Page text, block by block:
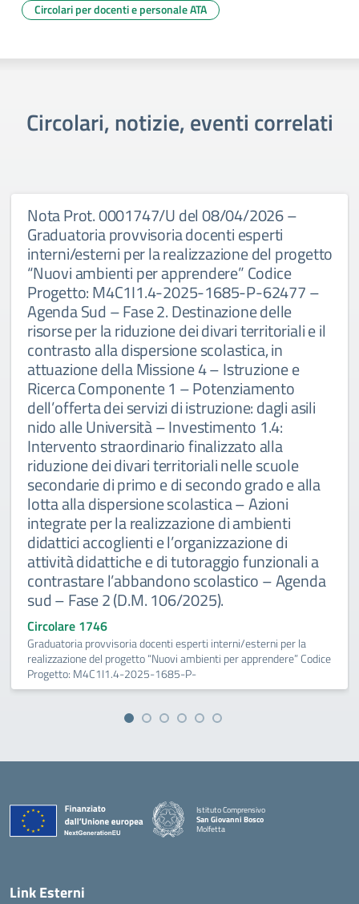
Circolari per docenti e personale ATA
Circolari, notizie, eventi correlati
Nota Prot. 0001747/U del 08/04/2026 –
Graduatoria provvisoria docenti esperti
interni/esterni per la realizzazione del progetto
“Nuovi ambienti per apprendere” Codice
Progetto: M4C1I1.4-2025-1685-P-62477 –
Agenda Sud – Fase 2. Destinazione delle
risorse per la riduzione dei divari territoriali e il
contrasto alla dispersione scolastica, in
attuazione della Missione 4 – Istruzione e
Ricerca Componente 1 – Potenziamento
dell’offerta dei servizi di istruzione: dagli asili
nido alle Università – Investimento 1.4:
Intervento straordinario finalizzato alla
riduzione dei divari territoriali nelle scuole
secondarie di primo e di secondo grado e alla
lotta alla dispersione scolastica – Azioni
integrate per la realizzazione di ambienti
didattici accoglienti e l’organizzazione di
attività didattiche e di tutoraggio funzionali a
contrastare l’abbandono scolastico – Agenda
sud – Fase 2 (D.M. 106/2025).
Circolare 1746
Graduatoria provvisoria docenti esperti interni/esterni per la
realizzazione del progetto “Nuovi ambienti per apprendere” Codice
Progetto: M4C1I1.4-2025-1685-P-
Istituto Comprensivo
San Giovanni Bosco
Molfetta
Link Esterni